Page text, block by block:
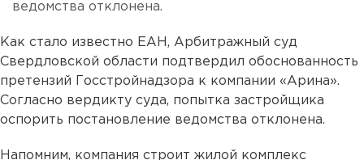
ведомства отклонена.
Как стало известно ЕАН, Арбитражный суд
Свердловской области подтвердил обоснованность
претензий Госстройнадзора к компании «Арина».
Согласно вердикту суда, попытка застройщика
оспорить постановление ведомства отклонена.
Напомним, компания строит жилой комплекс